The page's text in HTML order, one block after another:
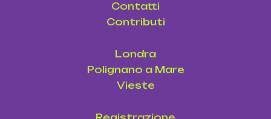
Contatti
Contributi
Londra
Polignano a Mare
Vieste